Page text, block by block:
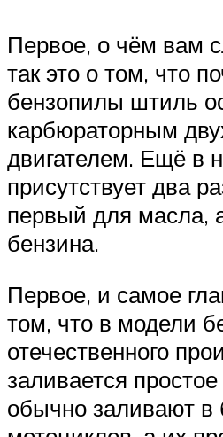
Первое, о чём вам
так это о том, что
бензопилы штиль
карбюраторным
двигателем. Ещё в
присутствует два
первый для масла,
бензина.
Первое, и самое
том, что в модели
отечественного
заливается
обычно заливают в